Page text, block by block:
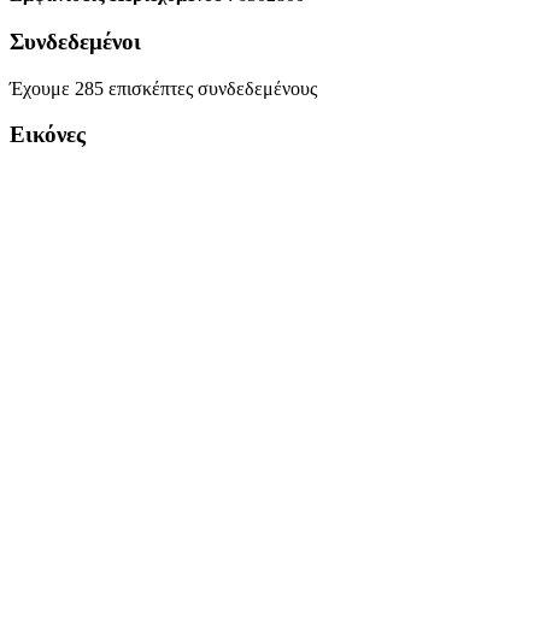
Συνδεδεμένοι
Έχουμε 285 επισκέπτες συνδεδεμένους
Εικόνες